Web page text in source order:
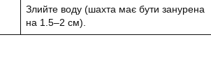
Злийте воду (шахта має бути занурена
на 1.5–2 см).